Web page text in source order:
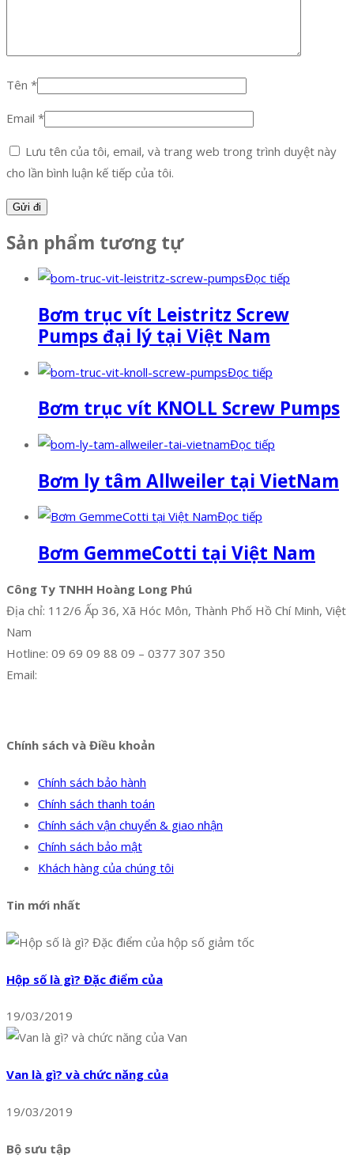
Tên *
Email *
Lưu tên của tôi, email, và trang web trong trình duyệt này
cho lần bình luận kế tiếp của tôi.
Sản phẩm tương tự
Đọc tiếp
Bơm trục vít Leistritz Screw
Pumps đại lý tại Việt Nam
Đọc tiếp
Bơm trục vít KNOLL Screw Pumps
Đọc tiếp
Bơm ly tâm Allweiler tại VietNam
Đọc tiếp
Bơm GemmeCotti tại Việt Nam
Công Ty TNHH Hoàng Long Phú
Địa chỉ: 112/6 Ấp 36, Xã Hóc Môn, Thành Phố Hồ Chí Minh, Việt
Nam
Hotline: 09 69 09 88 09 – 0377 307 350
Email:
Chính sách và Điều khoản
Chính sách bảo hành
Chính sách thanh toán
Chính sách vận chuyển & giao nhận
Chính sách bảo mật
Khách hàng của chúng tôi
Tin mới nhất
Hộp số là gì? Đặc điểm của
19/03/2019
Van là gì? và chức năng của
19/03/2019
Bộ sưu tập